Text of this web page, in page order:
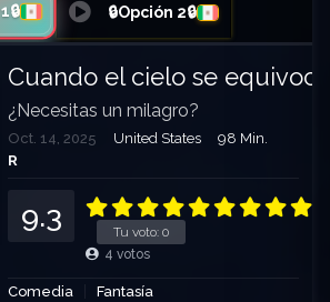
🔒Opción 2🔒
Cuando el cielo se equivoca
¿Necesitas un milagro?
Oct. 14, 2025 United States
98 Min.
R
Tu voto: 0
9.3
4 votos
Comedia Fantasía